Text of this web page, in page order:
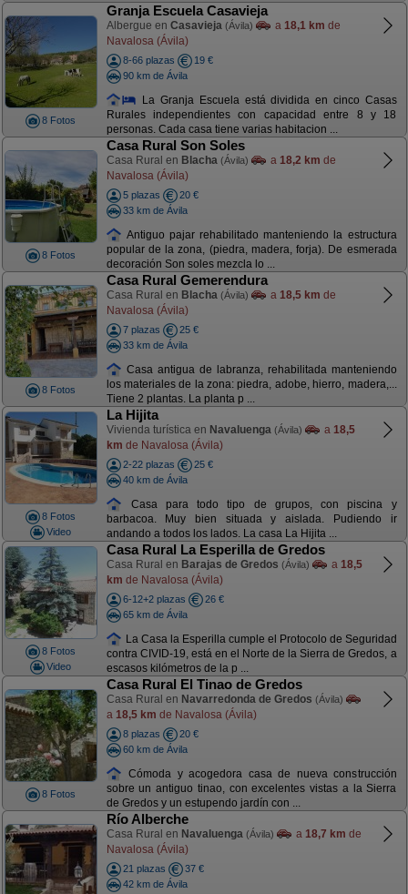
8 Fotos
Granja Escuela Casavieja
Albergue en Casavieja (Ávila) a 18,1 km de
Navalosa (Ávila)
8-66 plazas
19 €
90 km de Ávila
La Granja Escuela está dividida en cinco Casas
Rurales independientes con capacidad entre 8 y 18
personas. Cada casa tiene varias habitacion ...
8 Fotos
Casa Rural Son Soles
Casa Rural en Blacha (Ávila) a 18,2 km de
Navalosa (Ávila)
5 plazas
20 €
33 km de Ávila
Antiguo pajar rehabilitado manteniendo la estructura
popular de la zona, (piedra, madera, forja). De esmerada
decoración Son soles mezcla lo ...
8 Fotos
Casa Rural Gemerendura
Casa Rural en Blacha (Ávila) a 18,5 km de
Navalosa (Ávila)
7 plazas
25 €
33 km de Ávila
Casa antigua de labranza, rehabilitada manteniendo
los materiales de la zona: piedra, adobe, hierro, madera,...
Tiene 2 plantas. La planta p ...
8 Fotos
Video
La Hijita
Vivienda turística en Navaluenga (Ávila) a 18,5
km de Navalosa (Ávila)
2-22 plazas
25 €
40 km de Ávila
Casa para todo tipo de grupos, con piscina y
barbacoa. Muy bien situada y aislada. Pudiendo ir
andando a todos los lados. La casa La Hijita ...
8 Fotos
Video
Casa Rural La Esperilla de Gredos
Casa Rural en Barajas de Gredos (Ávila) a 18,5
km de Navalosa (Ávila)
6-12+2 plazas
26 €
65 km de Ávila
La Casa la Esperilla cumple el Protocolo de Seguridad
contra CIVID-19, está en el Norte de la Sierra de Gredos, a
escasos kilómetros de la p ...
8 Fotos
Casa Rural El Tinao de Gredos
Casa Rural en Navarredonda de Gredos (Ávila)
a 18,5 km de Navalosa (Ávila)
8 plazas
20 €
60 km de Ávila
Cómoda y acogedora casa de nueva construcción
sobre un antiguo tinao, con excelentes vistas a la Sierra
de Gredos y un estupendo jardín con ...
Río Alberche
Casa Rural en Navaluenga (Ávila) a 18,7 km de
Navalosa (Ávila)
21 plazas
37 €
42 km de Ávila